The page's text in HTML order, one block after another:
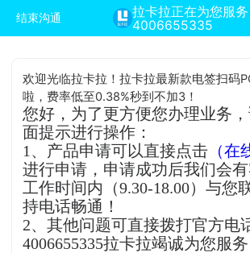
结束沟通
拉卡拉正在为您服务
4006655335
欢迎光临拉卡拉！拉卡拉最新款电签扫码
啦，费率低至0.38%秒到不加3！
您好，为了更方便您办理业务
面提示进行操作：
1、产品申请可以直接点击 （在
进行申请，申请成功后我们会
工作时间内（9.30-18.00）与您
持电话畅通！
2、其他问题可直接拨打官方电
4006655335拉卡拉竭诚为您服务